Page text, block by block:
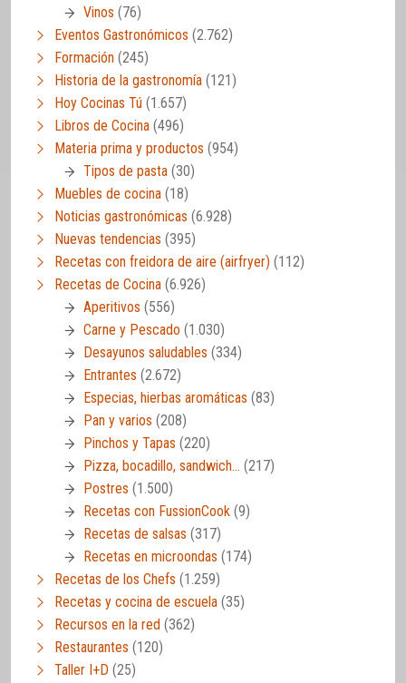
Vinos (76)
Eventos Gastronómicos (2.762)
Formación (245)
Historia de la gastronomía (121)
Hoy Cocinas Tú (1.657)
Libros de Cocina (496)
Materia prima y productos (954)
Tipos de pasta (30)
Muebles de cocina (18)
Noticias gastronómicas (6.928)
Nuevas tendencias (395)
Recetas con freidora de aire (airfryer) (112)
Recetas de Cocina (6.926)
Aperitivos (556)
Carne y Pescado (1.030)
Desayunos saludables (334)
Entrantes (2.672)
Especias, hierbas aromáticas (83)
Pan y varios (208)
Pinchos y Tapas (220)
Pizza, bocadillo, sandwich… (217)
Postres (1.500)
Recetas con FussionCook (9)
Recetas de salsas (317)
Recetas en microondas (174)
Recetas de los Chefs (1.259)
Recetas y cocina de escuela (35)
Recursos en la red (362)
Restaurantes (120)
Taller I+D (25)